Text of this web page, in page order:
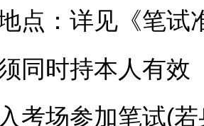
：详见《笔试
时持本人有效
考场参加笔试(